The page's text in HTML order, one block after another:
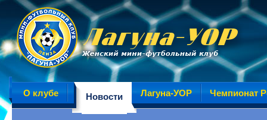
О клубе Новости Лагуна-УОР Чемпионат